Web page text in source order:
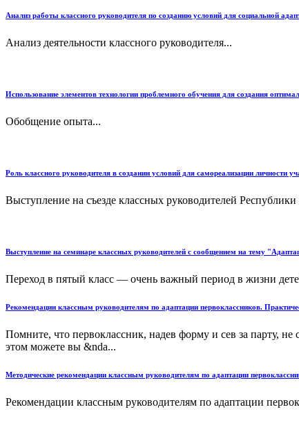
Анализ работы классного руководителя по созданию условий для социальной
Анализ деятельности классного руководителя...
Использование элементов технологии проблемного обучения для создания
Обобщение опыта...
Роль классного руководителя в создании условий для самореализации личности
Выступление на съезде классных руководителей
Выступление на семинаре классных руководителей с сообщением на тему
Переход в пятый класс — очень важный период в жизни
Рекомендации классным руководителям по адаптации первоклассников.
Помните, что первоклассник, надев форму и сев за парту,
этом можете вы &nda...
Методические рекомендации классным руководителям по адаптации
Рекомендации классным руководителям по адаптации